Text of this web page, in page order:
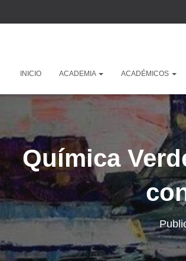
INICIO ACADEMIA ACADÉMICOS
Química